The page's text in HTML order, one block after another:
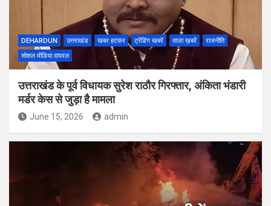
DEHARDUN उत्तराखंड खबर हटकर ट्रेंडिंग खबरें ताज़ा ख़बरें
राजनीति
सोशल मीडिया वायरल
उत्तराखंड के पूर्व विधायक सुरेश राठौर गिरफ्तार, अंकिता भंडारी
मर्डर केस से जुड़ा है मामला
June 15, 2026 admin